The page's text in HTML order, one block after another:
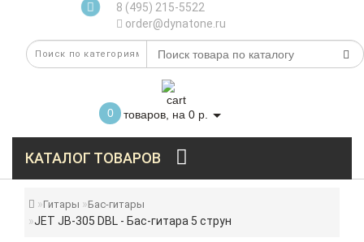
8 (495) 215-5522
order@dynatone.ru
0 товаров, на 0 р.
КАТАЛОГ ТОВАРОВ
Гитары Бас-гитары
JET JB-305 DBL - Бас-гитара 5 струн